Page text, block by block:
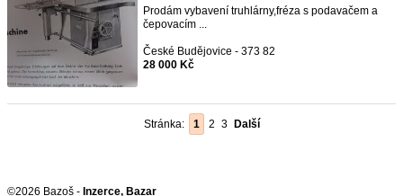
Prodám vybavení truhlárny,fréza s podavačem a
čepovacím ...
České Budějovice - 373 82
28 000 Kč
Stránka: 1 2 3 Další
©2026 Bazoš - Inzerce, Bazar